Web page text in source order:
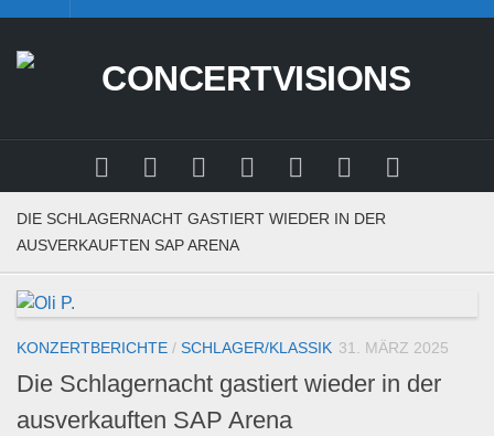
content
DIE SCHLAGERNACHT GASTIERT WIEDER IN DER
AUSVERKAUFTEN SAP ARENA
KONZERTBERICHTE / SCHLAGER/KLASSIK 31. MÄRZ 2025
Die Schlagernacht gastiert wieder in der
ausverkauften SAP Arena